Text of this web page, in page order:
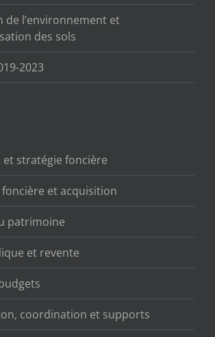
de l’environnement et
des sols
2023
et stratégie foncière
et acquisition
patrimoine
et revente
coordination et supports